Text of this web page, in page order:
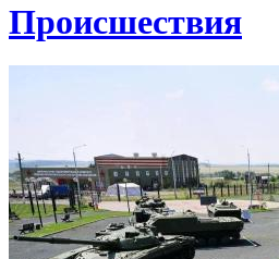
Проиcшествия